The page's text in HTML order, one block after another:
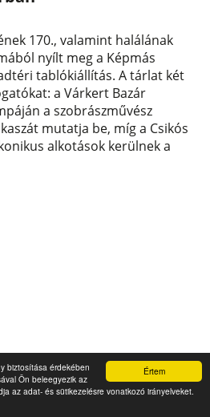
Értem
biztosítása érdekében
Ön beleegyezik az
az adat- és sütikezelésre vonatkozó irányelveket.
170., valamint halálának
nyílt meg a Képmás
tablókiállítás. A tárlat két
a Várkert Bazár
a szobrászművész
mutatja be, míg a Csikós
alkotások kerülnek a
a